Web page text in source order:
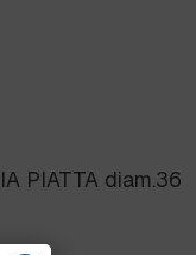
PIATTA diam.36